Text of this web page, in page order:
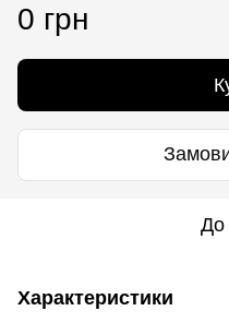
0 грн
До
Характеристики